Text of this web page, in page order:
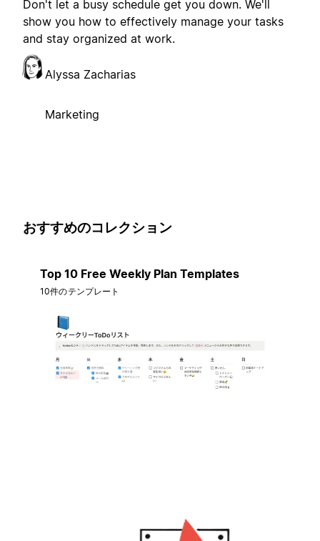
Don't let a busy schedule get you down. We'll
show you how to effectively manage your tasks
and stay organized at work.
Alyssa Zacharias
Marketing
おすすめのコレクション
Top 10 Free Weekly Plan Templates
10件のテンプレート